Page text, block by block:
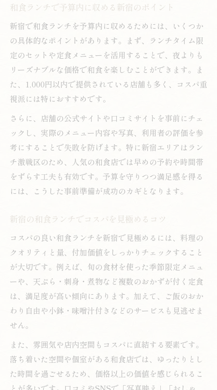
和食ランチで予算内に収める新宿のポイント
新宿で和食ランチを予算内に収めるためには、いくつか
の具体的なポイントがあります。まず、ランチタイム限
定のセットや定食メニューを活用することで、夜よりも
リーズナブルな価格で和食を楽しむことができます。ま
た、1,000円以内で提供されている店舗も多く、コスパ重
視派には特におすすめです。
さらに、店舗の公式サイトや口コミサイトを事前にチェ
ックし、実際のメニュー内容や写真、利用者の評価を参
考にすることで失敗を防げます。特に新宿エリアはラン
チ激戦区のため、人気の和食店では早めの予約や時間帯
をずらす工夫も有効です。予算を守りつつ満足感を得る
には、こうした事前準備が成功のカギとなります。
新宿の和食ランチでコスパを見極めるコツ
コスパの良い和食ランチを新宿で見極めるには、料理の
クオリティと量、付加価値をしっかりチェックすること
が大切です。例えば、旬の食材を使った季節限定メニュ
ーや、天ぷら・刺身・煮物など複数のおかずが付く定食
は、満足度が高い傾向にあります。加えて、ご飯のおか
わり自由や小鉢・味噌汁付きなどのサービスも見逃せま
せん。
また、雰囲気や店内空間もコスパに直結する要素です。
落ち着いた空間や個室がある和食店では、ゆったりとし
た時間を過ごせるため、価格以上の価値を感じられるこ